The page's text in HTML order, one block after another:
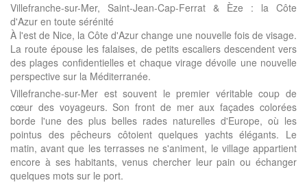
Villefranche-sur-Mer, Saint-Jean-Cap-Ferrat & Èze : la Côte
d'Azur en toute sérénité
À l'est de Nice, la Côte d'Azur change une nouvelle fois de visage.
La route épouse les falaises, de petits escaliers descendent vers
des plages confidentielles et chaque virage dévoile une nouvelle
perspective sur la Méditerranée.
Villefranche-sur-Mer est souvent le premier véritable coup de
cœur des voyageurs. Son front de mer aux façades colorées
borde l'une des plus belles rades naturelles d'Europe, où les
pointus des pêcheurs côtoient quelques yachts élégants. Le
matin, avant que les terrasses ne s'animent, le village appartient
encore à ses habitants, venus chercher leur pain ou échanger
quelques mots sur le port.